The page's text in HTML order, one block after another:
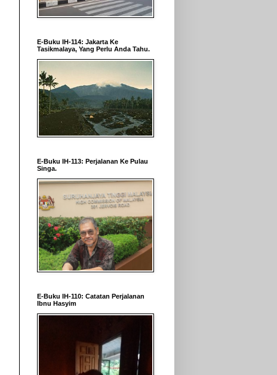
E-Buku IH-114: Jakarta Ke
Tasikmalaya, Yang Perlu Anda Tahu.
E-Buku IH-113: Perjalanan Ke Pulau
Singa.
E-Buku IH-110: Catatan Perjalanan
Ibnu Hasyim